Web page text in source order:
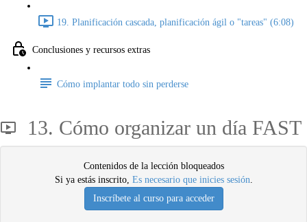
19. Planificación cascada, planificación ágil o "tareas" (6:08)
Conclusiones y recursos extras
Cómo implantar todo sin perderse
13. Cómo organizar un día FAST
Contenidos de la lección bloqueados
Si ya estás inscrito, Es necesario que inicies sesión.
Inscríbete al curso para acceder